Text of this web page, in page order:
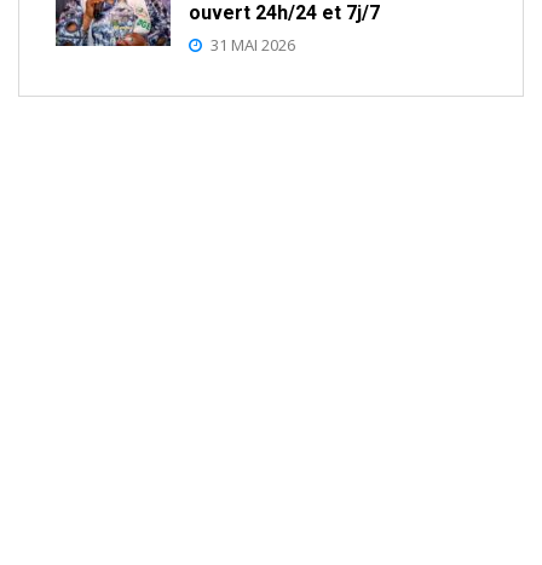
ouvert 24h/24 et 7j/7
31 MAI 2026